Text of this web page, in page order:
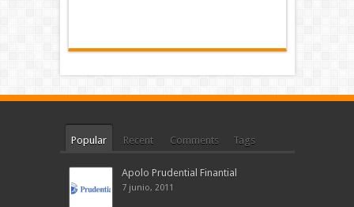
Popular Recent Comments Tags
Apolo Prudential Finantial
7 junio, 2011